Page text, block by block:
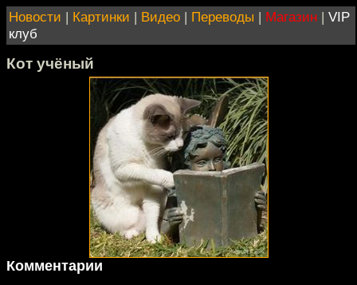
Новости | Картинки | Видео | Переводы | Магазин | VIP
клуб
Кот учёный
Комментарии